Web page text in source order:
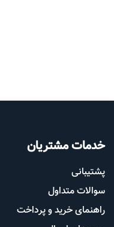
خدمات مشتریان
پشتیب​​انی
سوالات متداول
راهنمای خرید و پرداخت